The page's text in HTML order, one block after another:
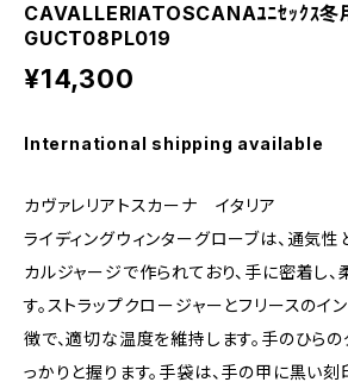
CAVALLERIATOSCANAﾕﾆｾｯｸｽ
GUCT08PL019
¥14,300
International shipping available
カヴァレリアトスカーナ イタリア
ライディングウィンターグローブは、通気
カルジャージで作られており、手に密着し
す。ストラップクロージャーとフリースのイ
徴で、適切な温度を維持します。手のひらの
っかりと握ります。手袋は、手の甲に黒い